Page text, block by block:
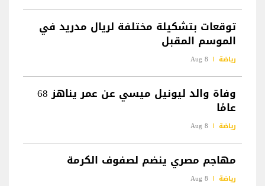
توقعات بتشكيلة مختلفة لريال مدريد في
الموسم المقبل
رياضة 8 Aug
وفاة والد ليونيل ميسي عن عمر يناهز 68
عامًا
رياضة 8 Aug
مهاجم مصري ينضم لصفوف الكرمة
رياضة 8 Aug